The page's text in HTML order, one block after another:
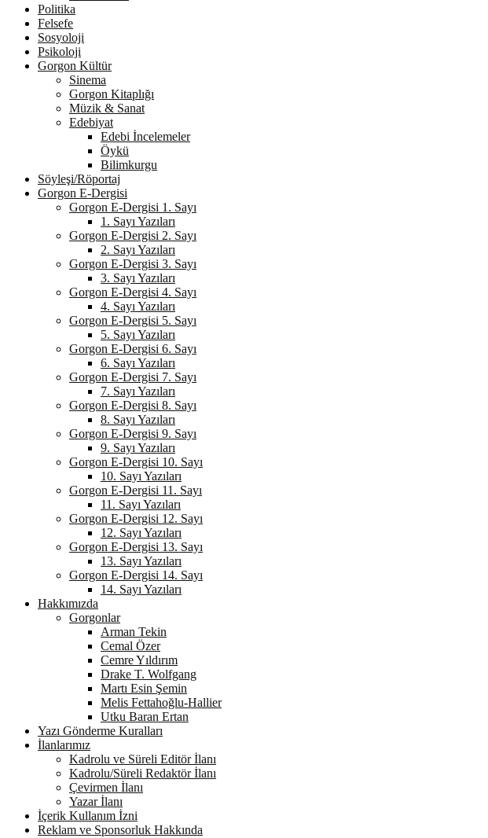
Politika
Felsefe
Sosyoloji
Psikoloji
Gorgon Kültür
Sinema
Gorgon Kitaplığı
Müzik & Sanat
Edebiyat
Edebi İncelemeler
Öykü
Bilimkurgu
Söyleşi/Röportaj
Gorgon E-Dergisi
Gorgon E-Dergisi 1. Sayı
1. Sayı Yazıları
Gorgon E-Dergisi 2. Sayı
2. Sayı Yazıları
Gorgon E-Dergisi 3. Sayı
3. Sayı Yazıları
Gorgon E-Dergisi 4. Sayı
4. Sayı Yazıları
Gorgon E-Dergisi 5. Sayı
5. Sayı Yazıları
Gorgon E-Dergisi 6. Sayı
6. Sayı Yazıları
Gorgon E-Dergisi 7. Sayı
7. Sayı Yazıları
Gorgon E-Dergisi 8. Sayı
8. Sayı Yazıları
Gorgon E-Dergisi 9. Sayı
9. Sayı Yazıları
Gorgon E-Dergisi 10. Sayı
10. Sayı Yazıları
Gorgon E-Dergisi 11. Sayı
11. Sayı Yazıları
Gorgon E-Dergisi 12. Sayı
12. Sayı Yazıları
Gorgon E-Dergisi 13. Sayı
13. Sayı Yazıları
Gorgon E-Dergisi 14. Sayı
14. Sayı Yazıları
Hakkımızda
Gorgonlar
Arman Tekin
Cemal Özer
Cemre Yıldırım
Drake T. Wolfgang
Martı Esin Şemin
Melis Fettahoğlu-Hallier
Utku Baran Ertan
Yazı Gönderme Kuralları
İlanlarımız
Kadrolu ve Süreli Editör İlanı
Kadrolu/Süreli Redaktör İlanı
Çevirmen İlanı
Yazar İlanı
İçerik Kullanım İzni
Reklam ve Sponsorluk Hakkında